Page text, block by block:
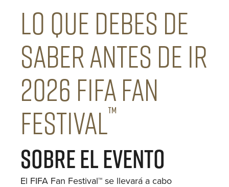
LO QUE DEBES DE
SABER ANTES DE IR
2026 FIFA Fan
Festival™
Sobre el evento
El FIFA Fan Festival™ se llevará a cabo